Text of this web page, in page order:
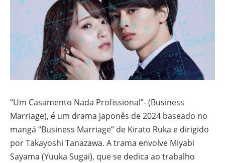
“Um Casamento Nada Profissional”- (Business
Marriage), é um drama japonês de 2024 baseado no
mangá “Business Marriage” de Kirato Ruka e dirigido
por Takayoshi Tanazawa. A trama envolve Miyabi
Sayama (Yuuka Sugai), que se dedica ao trabalho